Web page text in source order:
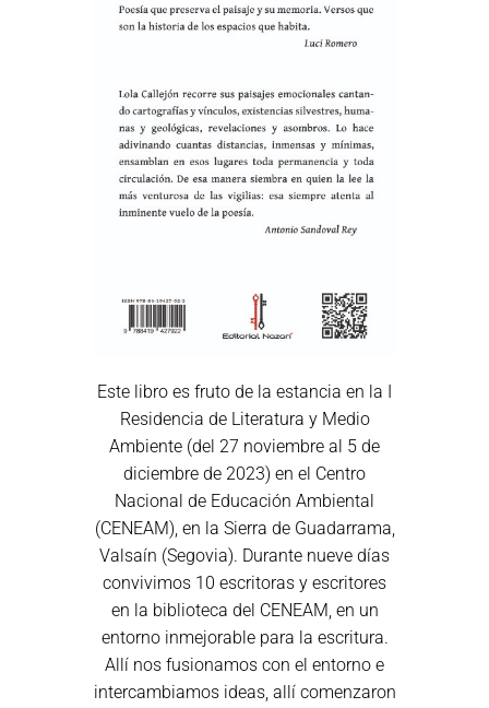
Este libro es fruto de la estancia en la I
Residencia de Literatura y Medio
Ambiente (del 27 noviembre al 5 de
diciembre de 2023) en el Centro
Nacional de Educación Ambiental
(CENEAM), en la Sierra de Guadarrama,
Valsaín (Segovia). Durante nueve días
convivimos 10 escritoras y escritores
en la biblioteca del CENEAM, en un
entorno inmejorable para la escritura.
Allí nos fusionamos con el entorno e
intercambiamos ideas, allí comenzaron